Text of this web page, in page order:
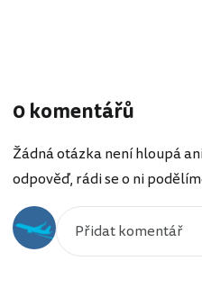
0 komentářů
Žádná otázka není hloupá
odpověď, rádi se o ni